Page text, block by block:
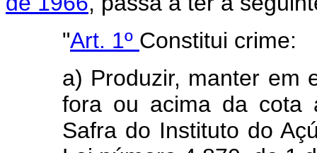
"Art. 1º Constitui crime:
a) Produzir, manter em
fora ou acima da cota
Safra do Instituto do